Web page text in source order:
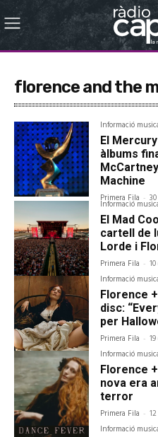
florence and the
Informació
El
àlbums
Machine
Primera Fila -
Informació
El Mad
cartell de
Lorde i
Primera Fila -
Informació
Florence
disc:
per
Primera Fila -
Informació
Florence
nova era
terror
Primera Fila -
Informació